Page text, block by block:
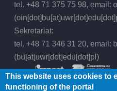
tel. +48 71 375 75 98, email:
Sekretariat:
tel. +48 71 346 31 20, email:
(bu[at]uwr[dot]edu[dot]pl)
This website uses cookies to
functioning of the portal